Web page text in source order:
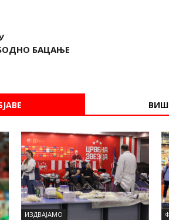
БАЦАЊЕ
ИЗДВАЈАМО